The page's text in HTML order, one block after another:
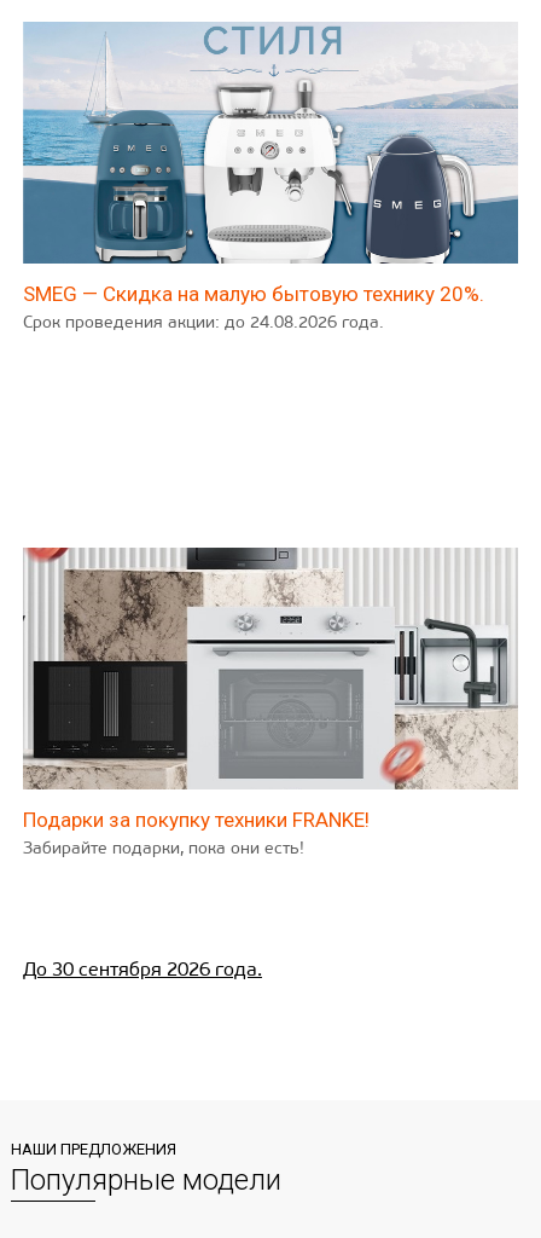
SMEG — Скидка на малую бытовую технику 20%.
Срок проведения акции: до 24.08.2026 года.
Подарки за покупку техники FRANKE!
Забирайте подарки, пока они есть!
До 30 сентября 2026 года.
НАШИ ПРЕДЛОЖЕНИЯ
Популярные модели